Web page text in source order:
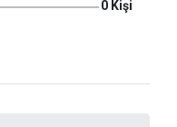
0 Kişi